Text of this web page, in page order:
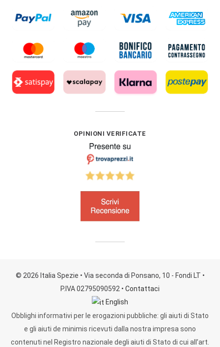
OPINIONI VERIFICATE
© 2026 Italia Spezie • Via seconda di Ponsano, 10 - Fondi LT •
P.IVA 02795090592 • Contattaci
English
Obblighi informativi per le erogazioni pubbliche: gli aiuti di Stato
e gli aiuti de minimis ricevuti dalla nostra impresa sono
contenuti nel Registro nazionale degli aiuti di Stato di cui all’art.